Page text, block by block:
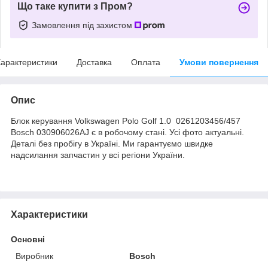
Що таке купити з Пром?
Замовлення під захистом
Доставка Оплата Умови повернення
Опис
Блок керування Volkswagen Polo Golf 1.0 0261203456/457
Bosch 030906026AJ є в робочому стані. Усі фото актуальні.
Деталі без пробігу в Україні. Ми гарантуємо швидке
надсилання запчастин у всі регіони України.
Характеристики
Основні
Виробник
Bosch